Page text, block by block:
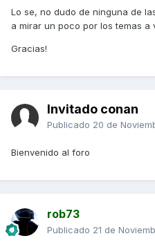
Lo se, no dudo de ninguna de
a mirar un poco por los temas a
Gracias!
Invitado conan
Publicado 20 de
Bienvenido al foro
rob73
Publicado 21 de